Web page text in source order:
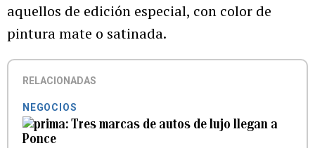
aquellos de edición especial, con color de
pintura mate o satinada.
RELACIONADAS
NEGOCIOS
Tres marcas de autos de lujo llegan a
Ponce